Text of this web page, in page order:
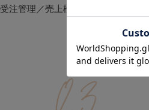
受注管理／売上検証・ささげ連携など